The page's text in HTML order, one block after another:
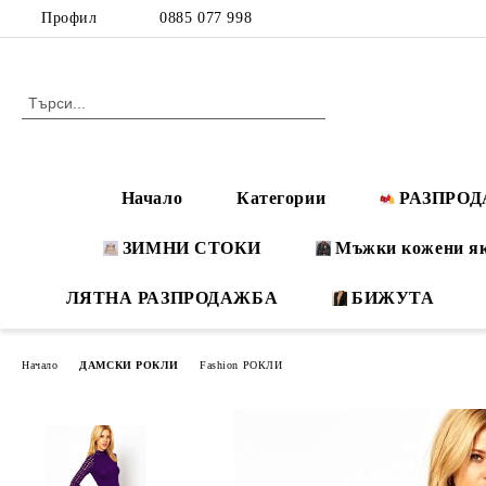
Профил 0885 077 998
Начало Категории
ЗИМНИ СТОКИ Мъжки кожени
ЛЯТНА РАЗПРОДАЖБА БИЖУТА
Начало ДАМСКИ РОКЛИ Fashion РОКЛИ